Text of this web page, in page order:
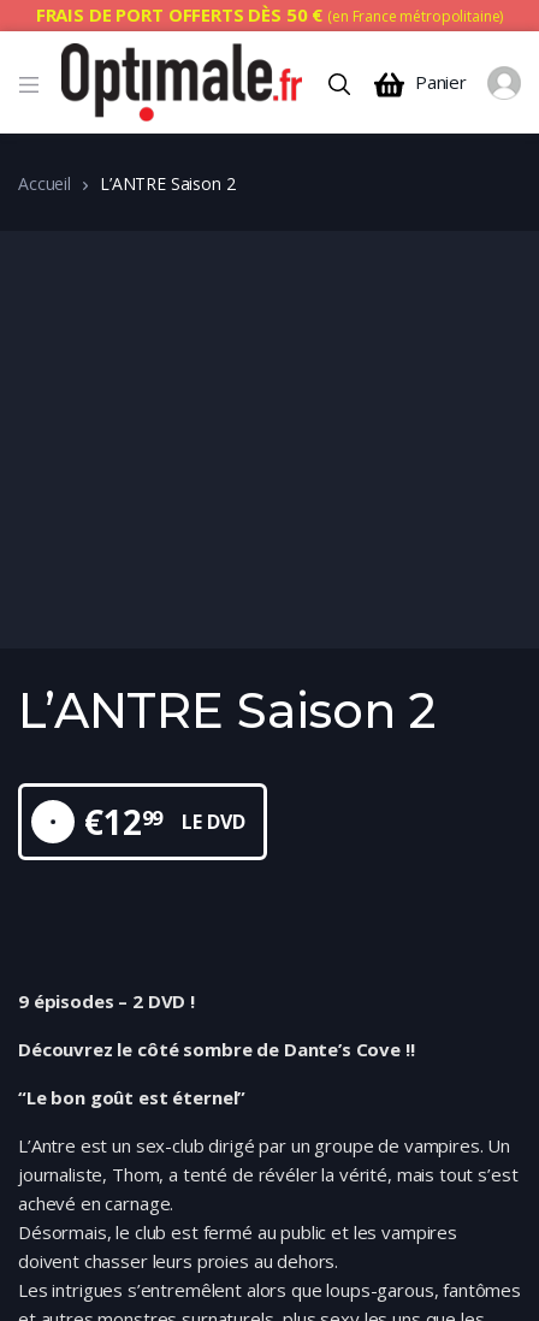
FRAIS DE PORT OFFERTS DÈS 50 € (en France métropolitaine)
Panier
Accueil L’ANTRE Saison 2
L’ANTRE Saison 2
€1299 LE DVD
9 épisodes – 2 DVD !
Découvrez le côté sombre de Dante’s Cove !!
“Le bon goût est éternel”
L’Antre est un sex-club dirigé par un groupe de vampires. Un
journaliste, Thom, a tenté de révéler la vérité, mais tout s’est
achevé en carnage.
Désormais, le club est fermé au public et les vampires
doivent chasser leurs proies au dehors.
Les intrigues s’entremêlent alors que loups-garous, fantômes